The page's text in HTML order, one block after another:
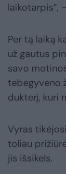
laikotarpis”,
Per tą laiką
už gautus
savo
tebegyveno
dukterį, kuri
Vyras
toliau
jis išsikels.